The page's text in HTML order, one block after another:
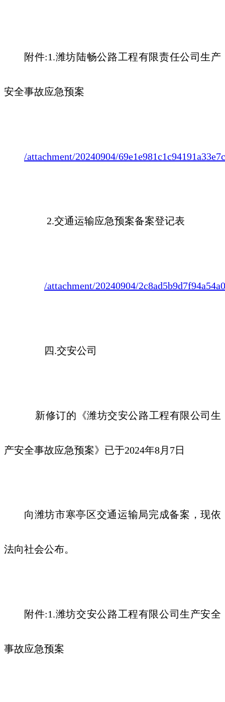
附件:1.潍坊陆畅公路工程有限责任公司生产
安全事故应急预案
/attachment/20240904/
2.交通运输应急预案备案登记表
/attachment/20240904/
四.交安公司
新修订的《潍坊交安公路工程有限公司生
产安全事故应急预案》已于2024年8月 7日
向潍坊市寒亭区交通运输局完成备案，现依
法向社会公布。
附件:1.潍坊交安公路工程有限公司生产安全
事故应急预案